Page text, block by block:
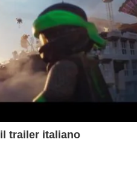
trailer italiano